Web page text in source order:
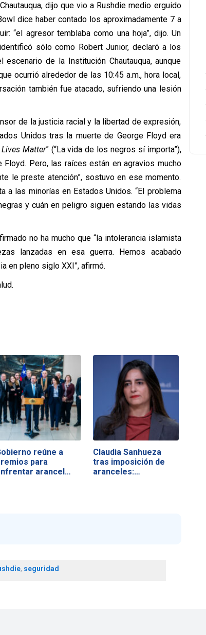
dijo que vio a Rushdie medio erguido
dice haber contado los aproximadamente 7 a
“el agresor temblaba como una hoja”, dijo. Un
sólo como Robert Junior, declaró a los
de la Institución Chautauqua, aunque
ocurrió alrededor de las 10:45 a.m., hora local,
también fue atacado, sufriendo una lesión
de la justicia racial y la libertad de expresión,
Unidos tras la muerte de George Floyd era
Matter” (“La vida de los negros sí importa”),
Floyd. Pero, las raíces están en agravios mucho
le preste atención”, sostuvo en ese momento.
a las minorías en Estados Unidos. “El problema
y cuán en peligro siguen estando las vidas
no ha mucho que “la intolerancia islamista
lanzadas en esa guerra. Hemos acabado
en pleno siglo XXI”, afirmó.
reúne a
para
arancel
Claudia Sanhueza
tras imposición de
aranceles:…
, seguridad